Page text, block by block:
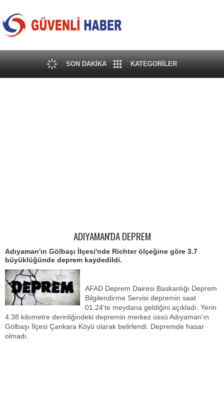
SON DAKİKA KATEGORİLER
ADIYAMAN'DA DEPREM
Adıyaman'ın Gölbaşı İlçesi'nde Richter ölçeğine göre 3.7
büyüklüğünde deprem kaydedildi.
AFAD Deprem Dairesi Baskanlığı Deprem
Bilgilendirme Servisi depremin saat
01.24'te meydana geldiğini açıkladı. Yerin
4.38 kilometre derinliğindeki depremin merkez üssü Adıyaman'ın
Gölbaşı İlçesi Çankara Köyü olarak belirlendi. Depremde hasar
olmadı.